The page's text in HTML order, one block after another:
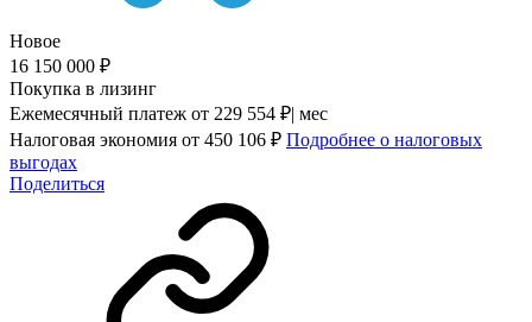
Новое
16 150 000 ₽
Покупка в лизинг
Ежемесячный платеж от 229 554 ₽| мес
Налоговая экономия от 450 106 ₽ Подробнее о налоговых
выгодах
Поделиться